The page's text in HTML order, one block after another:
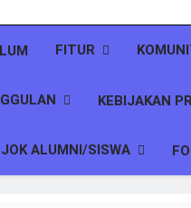
FITUR
KEBIJAKAN
ALUMNI/SISWA